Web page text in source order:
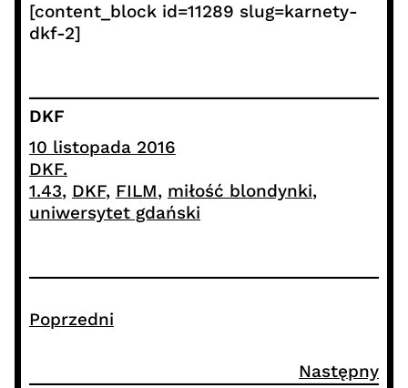
[content_block id=11289 slug=karnety-
dkf-2]
DKF
10 listopada 2016
DKF.
1.43, DKF, FILM, miłość blondynki ,
uniwersytet gdański
Poprzedni
Następny